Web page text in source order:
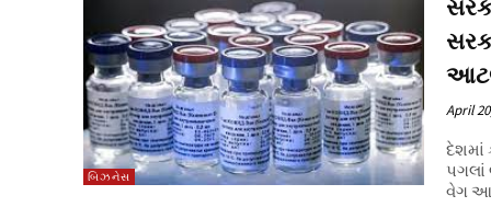
બિઝનેસ
April
દેશમાં
પગલાં
વેગ